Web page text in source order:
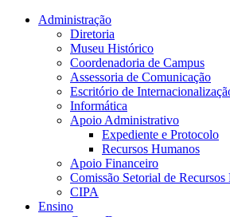
Conteúdo principal Menu principal
Administração
Diretoria
Museu Histórico
Coordenadoria de Campus
Assessoria de Comunicação
Escritório de
Informática
Apoio Administrativo
Expediente e Protocolo
Recursos Humanos
Apoio Financeiro
Comissão Setorial de Recursos
CIPA
Ensino